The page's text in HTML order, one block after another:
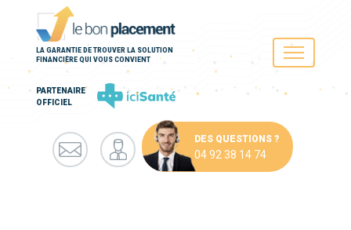
LA GARANTIE DE TROUVER LA SOLUTION
FINANCIÈRE QUI VOUS CONVIENT
PARTENAIRE
OFFICIEL
DES QUESTIONS ?
04 92 38 14 74